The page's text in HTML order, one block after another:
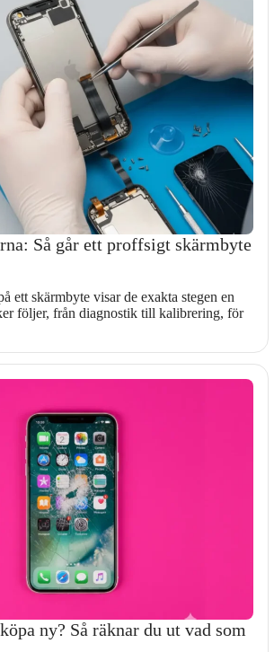
Så går ett proffsigt skärmbyte
ett skärmbyte visar de exakta stegen en
följer, från diagnostik till kalibrering, för
ny? Så räknar du ut vad som